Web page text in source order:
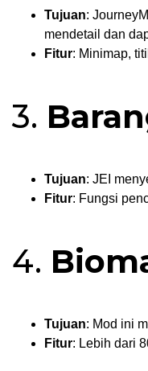
Tujuan:
mendetail dan
Fitur: Minimap,
3.
Tujuan: JEI
Fitur: Fungsi
4.
Tujuan: Mod ini
Fitur: Lebih dari